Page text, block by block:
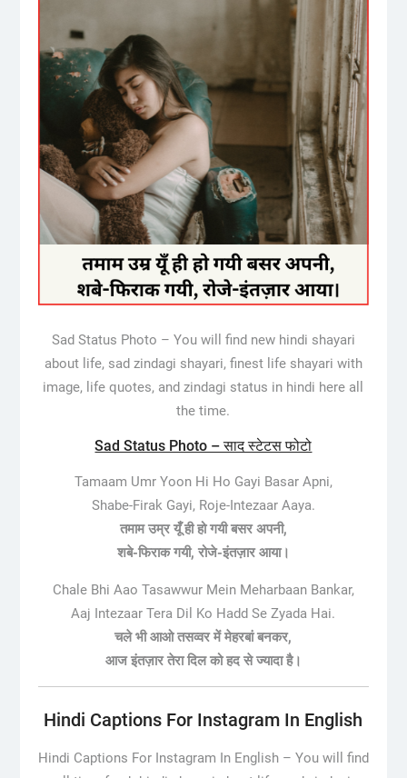
Sad Status Photo – You will find new hindi shayari
about life, sad zindagi shayari, finest life shayari with
image, life quotes, and zindagi status in hindi here all
the time.
Sad Status Photo – साद स्टेटस फोटो
Tamaam Umr Yoon Hi Ho Gayi Basar Apni,
Shabe-Firak Gayi, Roje-Intezaar Aaya.
तमाम उम्र यूँ ही हो गयी बसर अपनी,
शबे-फिराक गयी, रोजे-इंतज़ार आया।
Chale Bhi Aao Tasawwur Mein Meharbaan Bankar,
Aaj Intezaar Tera Dil Ko Hadd Se Zyada Hai.
चले भी आओ तसव्वर में मेहरबां बनकर,
आज इंतज़ार तेरा दिल को हद से ज्यादा है।
Hindi Captions For Instagram In English
Hindi Captions For Instagram In English – You will find